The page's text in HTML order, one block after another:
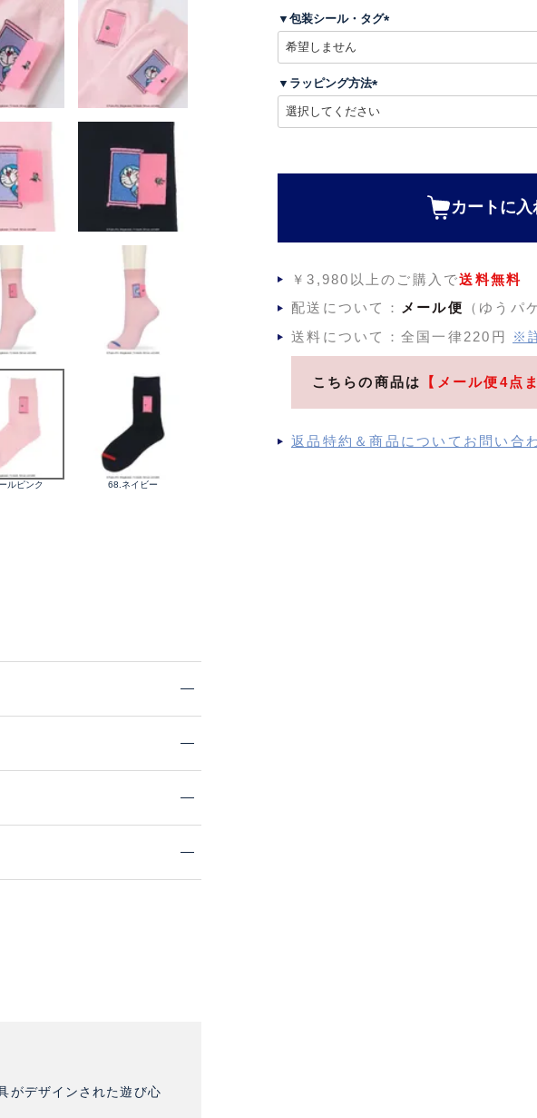
ルピンク 68.ネイビー
がデザインされた遊び心
)
▼包装シール・タグ
)
▼ラッピング方法
カートに入
￥3,980以上のご購入で送料無料
配送について：
メール便
（ゆうパ
送料について：全国一律220円
※
こちらの商品は 【メール便4点
返品特約＆商品についてお問い合